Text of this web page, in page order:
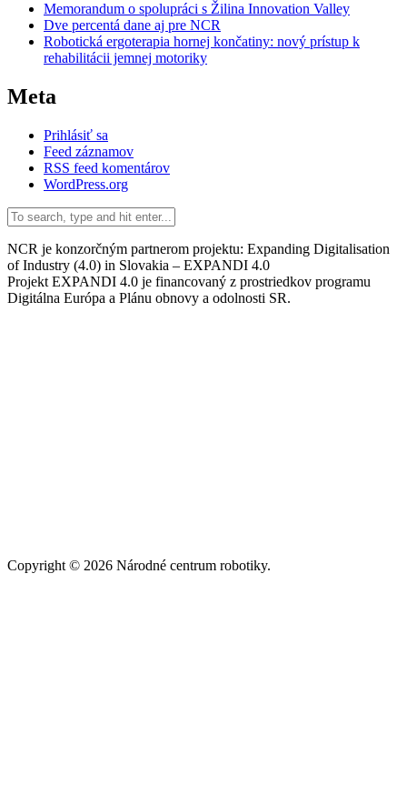
Memorandum o spolupráci s Žilina Innovation Valley
Dve percentá dane aj pre NCR
Robotická ergoterapia hornej končatiny: nový prístup k
rehabilitácii jemnej motoriky
Meta
Prihlásiť sa
Feed záznamov
RSS feed komentárov
WordPress.org
NCR je konzorčným partnerom projektu: Expanding Digitalisation
of Industry (4.0) in Slovakia – EXPANDI 4.0
Projekt EXPANDI 4.0 je financovaný z prostriedkov programu
Digitálna Európa a Plánu obnovy a odolnosti SR.
Copyright © 2026 Národné centrum robotiky.